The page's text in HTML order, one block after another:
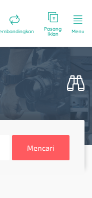
Pasang
Iklan Menu
Mencari